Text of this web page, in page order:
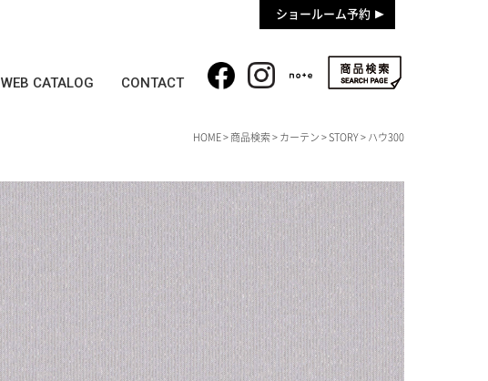
ショールーム予約
WEB CATALOG CONTACT
HOME> 商品検索> カーテン > STORY> ハウ300